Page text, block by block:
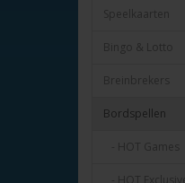
Speelkaarten
Bingo & Lotto
Breinbrekers
Bordspellen
- HOT Games
- HOT Exclusive